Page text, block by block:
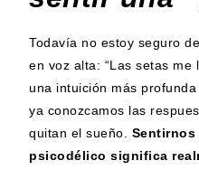
Todavía no estoy seguro
en voz alta: “Las setas me
una intuición más
ya conozcamos las
quitan el sueño. Sentirnos
psicodélico significa